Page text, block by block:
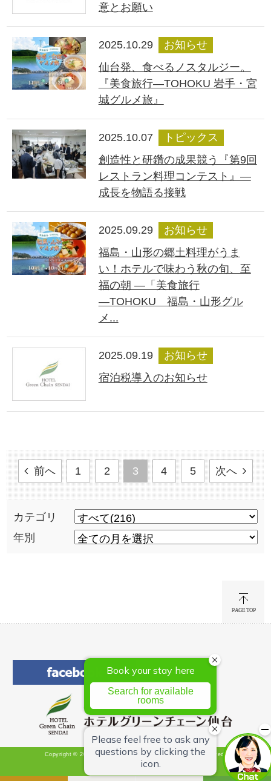
意とお願い
2025.10.29
お知らせ
仙台発、食べるノスタルジー。
『美食旅行―TOHOKU 岩手・宮
城グルメ旅』
2025.10.07
トピックス
創造性と研鑽の成果競う『第9回
レストラン料理コンテスト』―
成長を物語る接戦
2025.09.29
お知らせ
福島・山形の郷土料理がうま
い！ホテルで味わう秋の旬、至
福の朝 ―「美食旅行
―TOHOKU 福島・山形グル
メ...
2025.09.19
お知らせ
宿泊税導入のお知らせ
前へ 1 2 3 4 5 次へ
カテゴリ
年別
Copyright © 2026 Hotel Green Chain Sendai All Rights Reserved.